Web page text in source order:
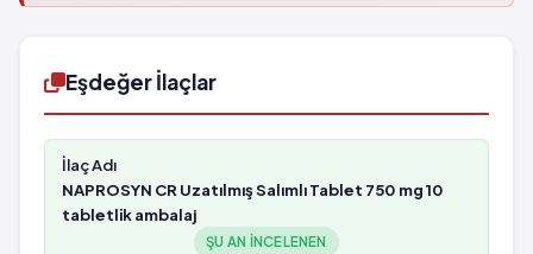
Eşdeğer İlaçlar
NAPROSYN CR Uzatılmış Salımlı Tablet 750 mg 10
tabletlik ambalaj
ŞU AN INCELENEN